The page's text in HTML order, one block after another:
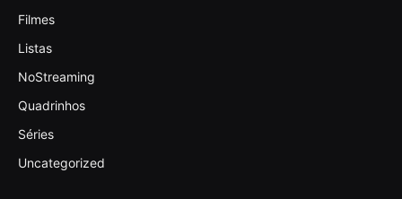
Filmes
Listas
NoStreaming
Quadrinhos
Séries
Uncategorized